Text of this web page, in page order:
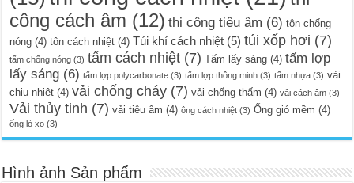
công cách âm (12) thi công tiêu âm (6) tôn chống
nóng (4) tôn cách nhiệt (4) Túi khí cách nhiệt (5) túi xốp hơi (7)
tấm chống nóng (3) tấm cách nhiệt (7) Tấm lấy sáng (4) tấm lợp
lấy sáng (6) tấm lợp polycarbonate (3) tấm lợp thông minh (3) tấm nhựa (3) vải
chịu nhiệt (4) vải chống cháy (7) vải chống thấm (4) vải cách âm (3)
Vải thủy tinh (7) vải tiêu âm (4) ông cách nhiệt (3) Ống gió mềm (4)
ống lò xo (3)
Hình ảnh Sản phẩm